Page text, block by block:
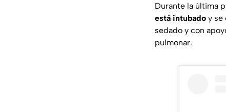
Durante la última
está intubado y se
sedado y con
pulmonar.